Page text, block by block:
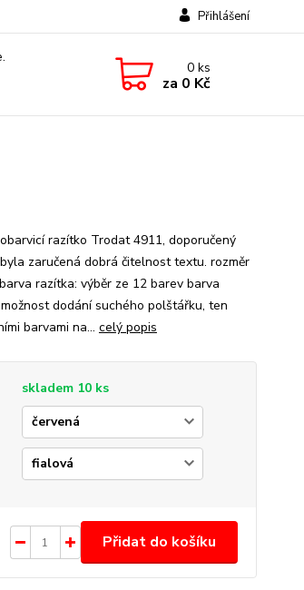
Přihlášení
0ks
za 0 Kč
razítko Trodat 4911, doporučený
zaručená dobrá čitelnost textu. rozměr
razítka: výběr ze 12 barev barva
dodání suchého polštářku, ten
barvami na... celý popis
skladem 10 ks
Přidat do košíku